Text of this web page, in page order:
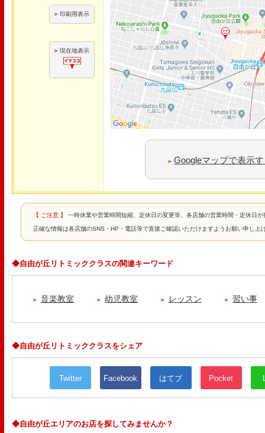
印刷用表示
現在地表示
Googleマップで表示
【 ご注意 】 一時休業や営業時間短縮、定休日の変更等、各店舗の営業時間・定休日
正確な情報は各店舗のSNS・HP・電話等で直接ご確認いただけますようお願い申し上
◆自由が丘リトミッククラスの関連キーワード
音楽教室 幼児教室 レッスン 習い事
◆自由が丘リトミッククラスをシェア
Twitter Facebook はてブ Pocket
◆自由が丘エリアのお店を探してみませんか？